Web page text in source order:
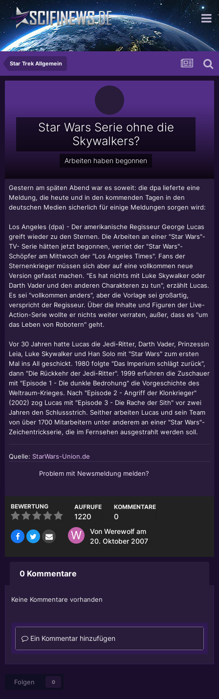
...für die moderne Dame
Star Trek Allgemein
Star Wars Serie ohne die
Skywalkers?
Arbeiten haben begonnen
Gestern am späten Abend war es soweit: die dpa lieferte eine
Meldung, die heute und in den kommenden Tagen in den
deutschen Medien sicherlich für einige Meldungen sorgen wird:
Los Angeles (dpa) - Der amerikanische Regisseur George Lucas
greift wieder zu den Sternen. Die Arbeiten an einer "Star Wars"-
TV- Serie hätten jetzt begonnen, verriet der "Star Wars"-
Schöpfer am Mittwoch der "Los Angeles Times". Fans der
Sternenkrieger müssen sich aber auf eine vollkommen neue
Version gefasst machen. "Es hat nichts mit Luke Skywalker oder
Darth Vader und den anderen Charakteren zu tun", erzählt Lucas.
Es sei "vollkommen anders", aber die Vorlage sei großartig,
verspricht der Regisseur. Über die Inhalte und Figuren der Live-
Action-Serie wollte er nichts weiter verraten, außer, dass es "um
das Leben von Robotern" geht.
Vor 30 Jahren hatte Lucas die Jedi-Ritter, Darth Vader, Prinzessin
Leia, Luke Skywalker und Han Solo mit "Star Wars" zum ersten
Mal ins All geschickt. 1980 folgte "Das Imperium schlägt zurück",
dann "Die Rückkehr der Jedi-Ritter". 1999 erfuhren die Zuschauer
mit "Episode 1 - Die dunkle Bedrohung" die Vorgeschichte des
Weltraum-Krieges. Nach "Episode 2 - Angriff der Klonkrieger"
(2002) zog Lucas mit "Episode 3 - Die Rache der Sith" vor zwei
Jahren den Schlussstrich. Seither arbeiten Lucas und sein Team
von über 1700 Mitarbeitern unter anderem an einer "Star Wars"-
Zeichentrickserie, die im Fernsehen ausgestrahlt werden soll.
Quelle: StarWars-Union.de
Problem mit Newsmeldung melden?
BEWERTUNG AUFRUFE
1220
KOMMENTARE
0
Von Werewolf am
20. Oktober 2007
0 Kommentare
Keine Kommentare vorhanden
Ein Kommentar hinzufügen
Folgen 0